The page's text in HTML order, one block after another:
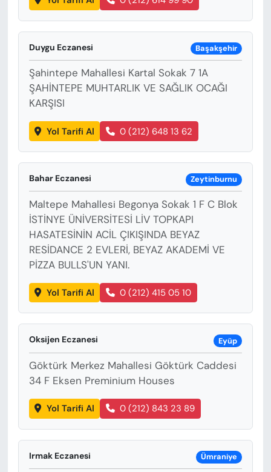
Duygu Eczanesi Başakşehir
Şahintepe Mahallesi Kartal Sokak 7 1A
ŞAHİNTEPE MUHTARLIK VE SAĞLIK OCAĞI
KARŞISI
Yol Tarifi Al 0 (212) 648 13 62
Bahar Eczanesi Zeytinburnu
Maltepe Mahallesi Begonya Sokak 1 F C Blok
İSTİNYE ÜNİVERSİTESİ LİV TOPKAPI
HASATESİNİN ACİL ÇIKIŞINDA BEYAZ
RESİDANCE 2 EVLERİ, BEYAZ AKADEMİ VE
PİZZA BULLS'UN YANI.
Yol Tarifi Al 0 (212) 415 05 10
Oksijen Eczanesi Eyüp
Göktürk Merkez Mahallesi Göktürk Caddesi
34 F Eksen Preminium Houses
Yol Tarifi Al 0 (212) 843 23 89
Irmak Eczanesi Ümraniye